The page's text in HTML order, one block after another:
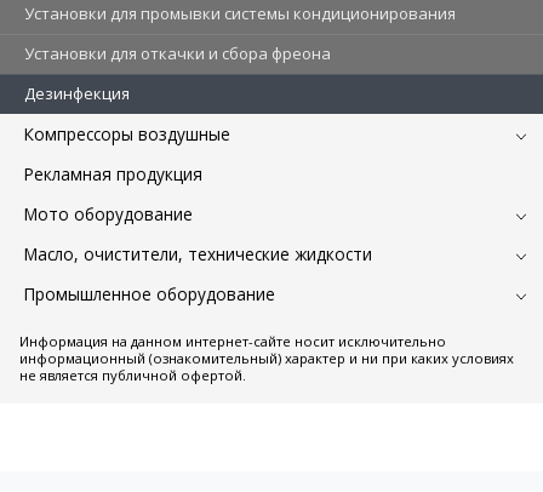
Установки для промывки системы кондиционирования
Установки для откачки и сбора фреона
Дезинфекция
Компрессоры воздушные
Рекламная продукция
Мото оборудование
Масло, очистители, технические жидкости
Промышленное оборудование
Информация на данном интернет-сайте носит исключительно
информационный (ознакомительный) характер и ни при каких условиях
не является публичной офертой.